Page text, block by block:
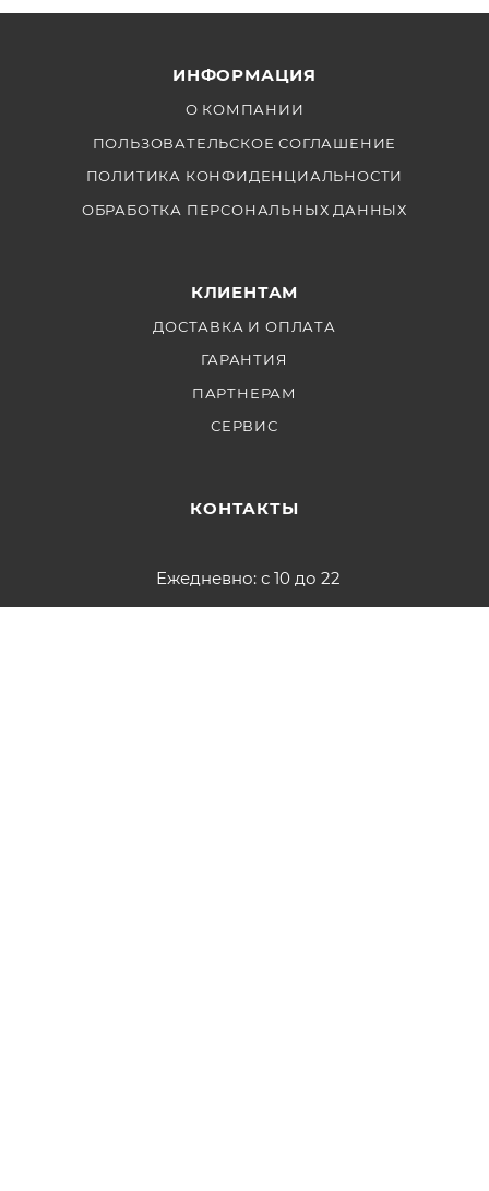
ИНФОРМАЦИЯ
О КОМПАНИИ
ПОЛЬЗОВАТЕЛЬСКОЕ СОГЛАШЕНИЕ
ПОЛИТИКА КОНФИДЕНЦИАЛЬНОСТИ
ОБРАБОТКА ПЕРСОНАЛЬНЫХ ДАННЫХ
КЛИЕНТАМ
ДОСТАВКА И ОПЛАТА
ГАРАНТИЯ
ПАРТНЕРАМ
СЕРВИС
КОНТАКТЫ
Ежедневно: с 10 до 22